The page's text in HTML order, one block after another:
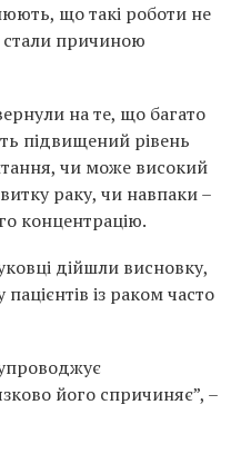
що такі роботи не
причиною
на те, що багато
підвищений рівень
чи може високий
раку, чи навпаки –
концентрацію.
дійшли висновку,
із раком часто
його спричиняє”, –